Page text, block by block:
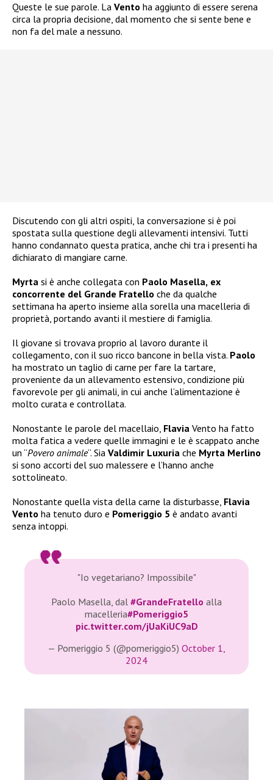
Queste le sue parole. La Vento ha aggiunto di essere serena
circa la propria decisione, dal momento che si sente bene e
non fa del male a nessuno.
Discutendo con gli altri ospiti, la conversazione si è poi
spostata sulla questione degli allevamenti intensivi. Tutti
hanno condannato questa pratica, anche chi tra i presenti ha
dichiarato di mangiare carne.
Myrta si è anche collegata con Paolo Masella, ex
concorrente del Grande Fratello che da qualche
settimana ha aperto insieme alla sorella una macelleria di
proprietà, portando avanti il mestiere di famiglia.
Il giovane si trovava proprio al lavoro durante il
collegamento, con il suo ricco bancone in bella vista. Paolo
ha mostrato un taglio di carne per fare la tartare,
proveniente da un allevamento estensivo, condizione più
favorevole per gli animali, in cui anche l’alimentazione è
molto curata e controllata.
Nonostante le parole del macellaio, Flavia Vento ha fatto
molta fatica a vedere quelle immagini e le è scappato anche
un “Povero animale“. Sia Valdimir Luxuria che Myrta Merlino
si sono accorti del suo malessere e l’hanno anche
sottolineato.
Nonostante quella vista della carne la disturbasse, Flavia
Vento ha tenuto duro e Pomeriggio 5 è andato avanti
senza intoppi.
"Io vegetariano? Impossibile"
Paolo Masella, dal #GrandeFratello alla
macelleria#Pomeriggio5
pic.twitter.com/jUaKiUC9aD
— Pomeriggio 5 (@pomeriggio5) October 1,
2024